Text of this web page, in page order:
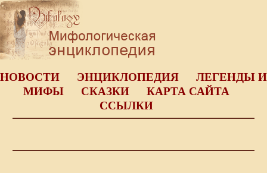
НОВОСТИ ЭНЦИКЛОПЕДИЯ
ЛЕГЕНДЫ И
МИФЫ
СКАЗКИ
КАРТА САЙТА
ССЫЛКИ